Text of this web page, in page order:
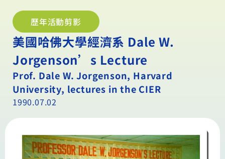
歷年活動剪影
美國哈佛大學經濟系 Dale W.
Jorgenson’s Lecture
Prof. Dale W. Jorgenson, Harvard
University, lectures in the CIER
1990.07.02